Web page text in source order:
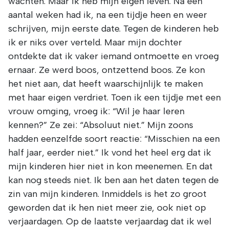
aantal weken had ik, na een tijdje heen en weer
schrijven, mijn eerste date. Tegen de kinderen heb
ik er niks over verteld. Maar mijn dochter
ontdekte dat ik vaker iemand ontmoette en vroeg
ernaar. Ze werd boos, ontzettend boos. Ze kon
het niet aan, dat heeft waarschijnlijk te maken
met haar eigen verdriet. Toen ik een tijdje met een
vrouw omging, vroeg ik: “Wil je haar leren
kennen?” Ze zei: “Absoluut niet.” Mijn zoons
hadden eenzelfde soort reactie: “Misschien na een
half jaar, eerder niet.” Ik vond het heel erg dat ik
mijn kinderen hier niet in kon meenemen. En dat
kan nog steeds niet. Ik ben aan het daten tegen de
zin van mijn kinderen. Inmiddels is het zo groot
geworden dat ik hen niet meer zie, ook niet op
verjaardagen. Op de laatste verjaardag dat ik wel